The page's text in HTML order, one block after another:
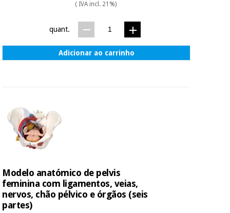
( IVA incl. 21%)
quant.
Adicionar ao carrinho
Modelo anatómico de pelvis
feminina com ligamentos, veias,
nervos, chão pélvico e órgãos (seis
partes)